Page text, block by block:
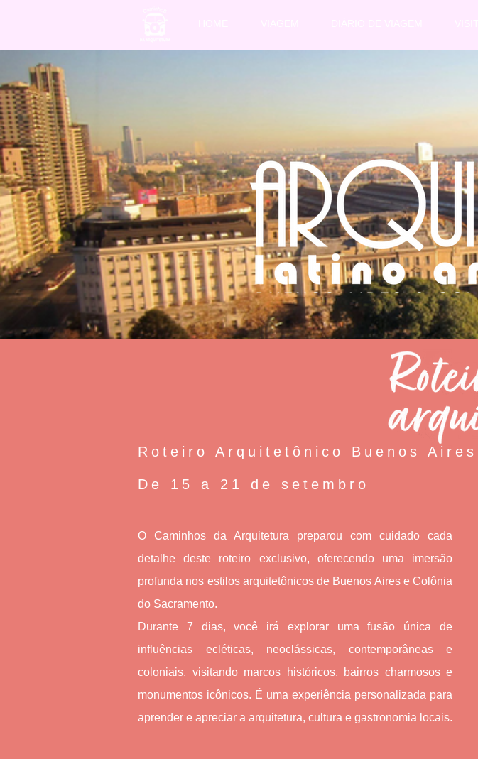
Roteiro Arquitetônico Buenos Aires
De 15 a 21 de setembro
O Caminhos da Arquitetura preparou com cuidado cada
detalhe deste roteiro exclusivo, oferecendo uma imersão
profunda nos estilos arquitetônicos de Buenos Aires e Colônia
do Sacramento.
Durante 7 dias, você irá explorar uma fusão única de
influências ecléticas, neoclássicas, contemporâneas e
coloniais, visitando marcos históricos, bairros charmosos e
monumentos icônicos. É uma experiência personalizada para
aprender e apreciar a arquitetura, cultura e gastronomia locais.